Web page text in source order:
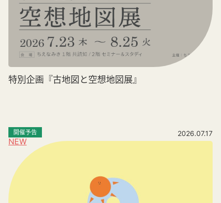
特別企画『古地図と空想地図展』
NEW
開催予告 2026.07.17